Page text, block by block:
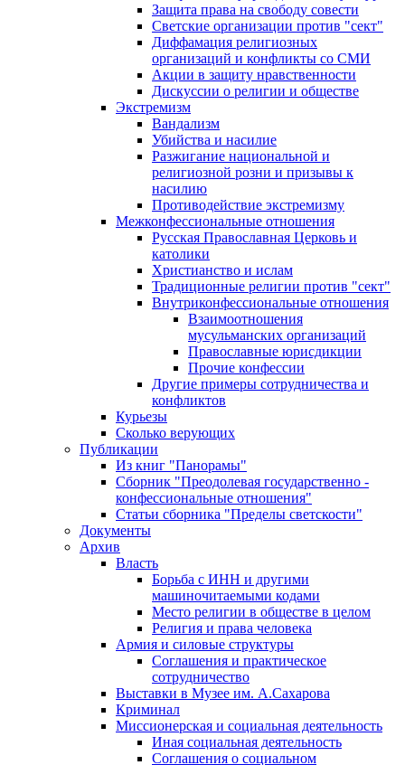
Защита права на свободу совести
Светские организации против "сект"
Диффамация религиозных
организаций и конфликты со СМИ
Акции в защиту нравственности
Дискуссии о религии и обществе
Экстремизм
Вандализм
Убийства и насилие
Разжигание национальной и
религиозной розни и призывы к
насилию
Противодействие экстремизму
Межконфессиональные отношения
Русская Православная Церковь и
католики
Христианство и ислам
Традиционные религии против "сект"
Внутриконфессиональные отношения
Взаимоотношения
мусульманских организаций
Православные юрисдикции
Прочие конфессии
Другие примеры сотрудничества и
конфликтов
Курьезы
Сколько верующих
Публикации
Из книг "Панорамы"
Сборник "Преодолевая государственно -
конфессиональные отношения"
Статьи сборника "Пределы светскости"
Документы
Архив
Власть
Борьба с ИНН и другими
машиночитаемыми кодами
Место религии в обществе в целом
Религия и права человека
Армия и силовые структуры
Соглашения и практическое
сотрудничество
Выставки в Музее им. А.Сахарова
Криминал
Миссионерская и социальная деятельность
Иная социальная деятельность
Соглашения о социальном